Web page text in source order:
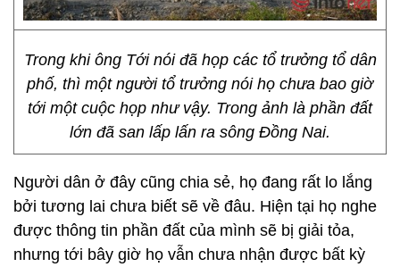
Trong khi ông Tới nói đã họp các tổ trưởng tổ dân
phố, thì một người tổ trưởng nói họ chưa bao giờ
tới một cuộc họp như vậy. Trong ảnh là phần đất
lớn đã san lấp lấn ra sông Đồng Nai.
Người dân ở đây cũng chia sẻ, họ đang rất lo lắng
bởi tương lai chưa biết sẽ về đâu. Hiện tại họ nghe
được thông tin phần đất của mình sẽ bị giải tỏa,
nhưng tới bây giờ họ vẫn chưa nhận được bất kỳ